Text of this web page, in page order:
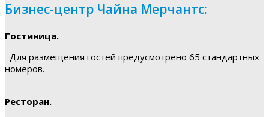
Бизнес-центр Чайна Мерчантс:
Гостиница.
Для размещения гостей предусмотрено 65 стандартных
номеров.
Ресторан.